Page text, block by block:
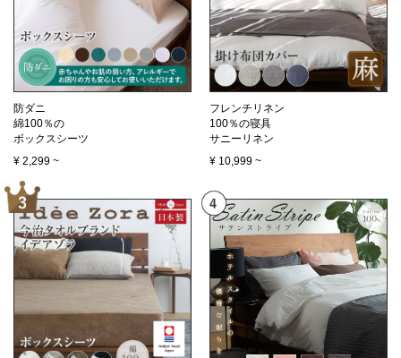
防ダニ
綿100％の
ボックスシーツ
¥ 2,299 ~
フレンチリネン
100％の寝具
サニーリネン
¥ 10,999 ~